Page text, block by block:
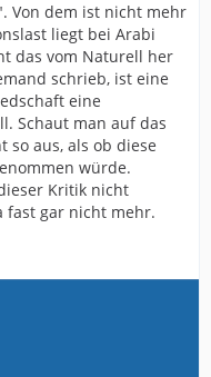
Von dem ist nicht mehr
liegt bei Arabi
das vom Naturell her
schrieb, ist eine
eine
Schaut man auf das
so aus, als ob diese
würde.
Kritik nicht
fast gar nicht mehr.